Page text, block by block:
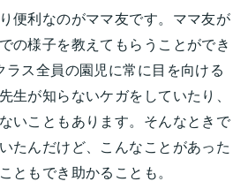
便利なのがママ友です。ママ友が
の様子を教えてもらうことができ
ラス全員の園児に常に目を向ける
生が知らないケガをしていたり、
いこともあります。そんなときで
たんだけど、こんなことがあった
ともでき助かることも。